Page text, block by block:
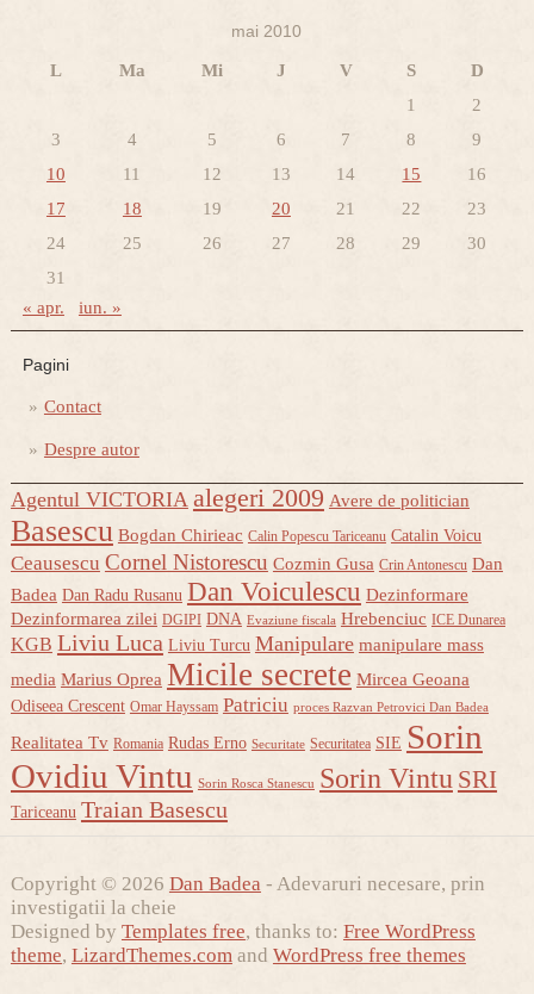
mai 2010
L Ma Mi J V S
D
1
2
3
4 5 6 7 8
9
10
11 12 13 14 15
16
17
18 19 20 21 22
23
24
25 26 27 28 29
30
31
« apr. iun. »
Pagini
Contact
Despre autor
Agentul VICTORIA alegeri 2009 Avere de politician
Basescu Bogdan Chirieac Calin Popescu Tariceanu Catalin Voicu
Ceausescu Cornel Nistorescu Cozmin Gusa Crin Antonescu Dan
Badea Dan Radu Rusanu Dan Voiculescu Dezinformare
Dezinformarea zilei DGIPI DNA Evaziune fiscala Hrebenciuc ICE Dunarea
KGB Liviu Luca Liviu Turcu Manipulare manipulare mass
media Marius Oprea Micile secrete Mircea Geoana
Odiseea Crescent Omar Hayssam Patriciu proces Razvan Petrovici Dan Badea
Realitatea Tv Romania Rudas Erno Securitate Securitatea SIE Sorin
Ovidiu Vintu Sorin Rosca Stanescu Sorin Vintu SRI
Tariceanu Traian Basescu
Copyright © 2026 Dan Badea - Adevaruri necesare, prin
investigatii la cheie
Designed by Templates free, thanks to: Free WordPress
theme, LizardThemes.comand WordPress free themes